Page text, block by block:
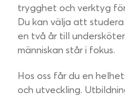
trygghet och verktyg
Du kan välja att
en två år till
människan står i fokus.
Hos oss får du en
och utveckling.